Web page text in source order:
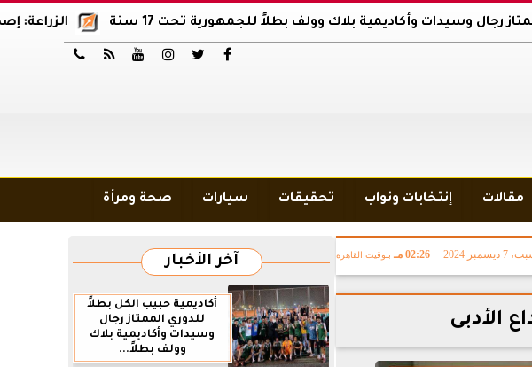
الزراعة: إصدار 12 ألف موافقة وتصريح بالمبيدات خلال 6 شهور وأكاديمية بلاك وولف بطلاً للجمهورية تحت 17 سنة






مقالات إنتخابات ونواب تحقيقات سيارات صحة ومرأة
ديسمبر 2024 02:26 مـ بتوقيت القاهرة
الأدبى
آخر الأخبار
أكاديمية حبيب الكل بطلاً
للدوري الممتاز رجال
وسيدات وأكاديمية بلاك
وولف بطلاً...